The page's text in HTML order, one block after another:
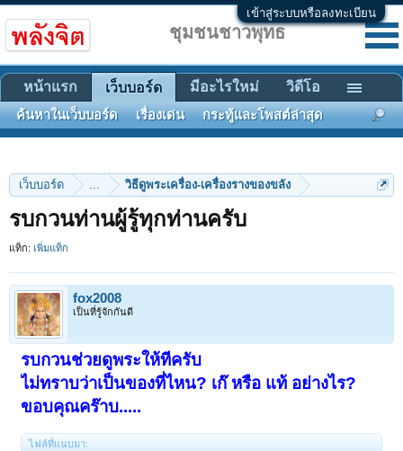
เข้าสู่ระบบหรือลงทะเบียน
เว็บบอร์ด ... วิธีดูพระเครื่อง-เครื่องรางของขลัง
รบกวนท่านผู้รู้ทุกท่านครับ
แท็ก: เพิ่มแท็ก
fox2008
เป็นที่รู้จักกันดี
รบกวนช่วยดูพระให้ทีครับ
ไม่ทราบว่าเป็นของที่ไหน? เก๊ หรือ แท้ อย่างไร?
ขอบคุณคร๊าบ.....
ไฟล์ที่แนบมา:
ชุมชนชาวพุทธ
หน้าแรก เว็บบอร์ด
ค้นหาในเว็บบอร์ด เรื่องเด่น กระทู้และโพสต์ล่าสุด
มีอะไรใหม่ วิดีโอ